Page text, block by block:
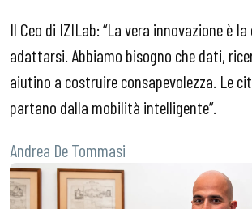
Il Ceo di IZILab: “La vera innovazione è
adattarsi. Abbiamo bisogno che dati,
aiutino a costruire consapevolezza. Le
partano dalla mobilità intelligente”.
Andrea De Tommasi